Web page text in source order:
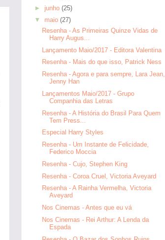
► junho (25)
▼
maio (27)
Resenha - As Primeiras Quinze Vidas de
Harry Augus...
Lançamento Maio/2017 - Editora Valentina
Resenha - Mais do que isso, Patrick Ness
Resenha - Agora e para sempre, Lara Jean,
Jenny Han
Lançamentos Maio/2017 - Grupo
Companhia das Letras
Resenha - A História do Brasil Para Quem
Tem Press...
Especial Harry Styles
Resenha - Um Instante de Felicidade,
Federico Moccia
Resenha - Cujo, Stephen King
Resenha - Coroa Cruel, Victoria Aveyard
Resenha - A Rainha Vermelha, Victoria
Aveyard
Nos Cinemas - Antes que eu vá
Nos Cinemas - Rei Arthur: A Lenda da
Espada